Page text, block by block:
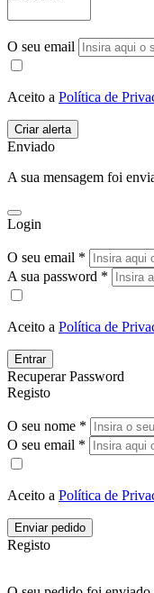
O seu email
Aceito a Política de
Enviado
A sua mensagem foi
Login
O seu email *
A sua password *
Aceito a Política de
Entrar
Recuperar Password
Registo
O seu nome *
O seu email *
Aceito a Política de
Enviar pedido
Registo